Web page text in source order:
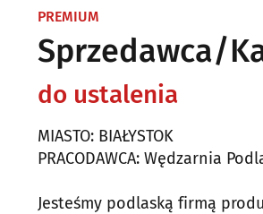
PREMIUM
Sprzedawca/
do ustalenia
MIASTO: BIAŁYSTOK
PRACODAWCA: Wędzarnia
Jesteśmy podlaską firmą